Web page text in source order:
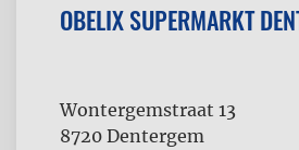
OBELIX SUPERMARKT
Wontergemstraat 13
8720 Dentergem